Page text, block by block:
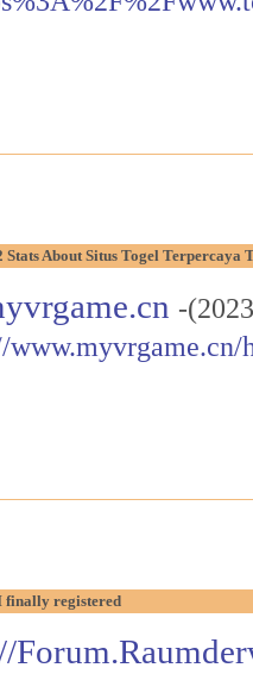
Stats About Situs Togel Terpercaya
-
finally registered